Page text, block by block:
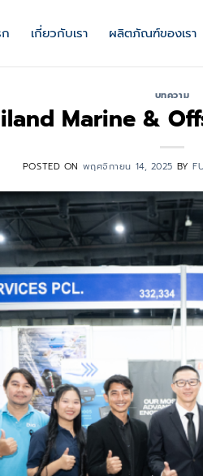
เกี่ยวกับเรา ผลิตภัณฑ์ของเรา
บทความ
Marine &
POSTED ON พฤศจิกายน 14, 2025 BY